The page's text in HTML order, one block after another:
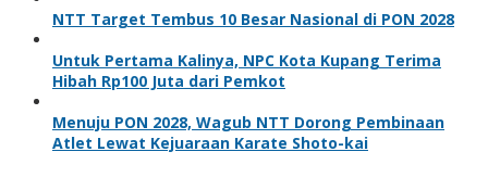
NTT Target Tembus 10 Besar Nasional di PON 2028
Untuk Pertama Kalinya, NPC Kota Kupang Terima
Hibah Rp100 Juta dari Pemkot
Menuju PON 2028, Wagub NTT Dorong Pembinaan
Atlet Lewat Kejuaraan Karate Shoto-kai